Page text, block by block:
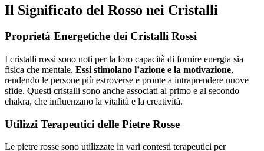
Il Significato del Rosso nei Cristalli
Proprietà Energetiche dei Cristalli Rossi
I cristalli rossi sono noti per la loro capacità di fornire energia sia
fisica che mentale. Essi stimolano l’azione e la motivazione,
rendendo le persone più estroverse e pronte a intraprendere nuove
sfide. Questi cristalli sono anche associati al primo e al secondo
chakra, che influenzano la vitalità e la creatività.
Utilizzi Terapeutici delle Pietre Rosse
Le pietre rosse sono utilizzate in vari contesti terapeutici per